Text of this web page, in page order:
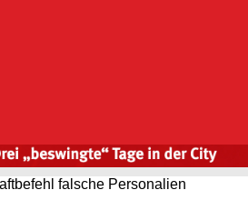
falsche Personalien